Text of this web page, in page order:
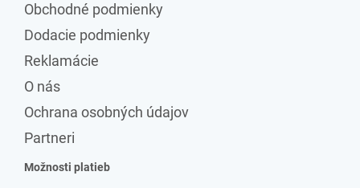
Obchodné podmienky
Dodacie podmienky
Reklamácie
O nás
Ochrana osobných údajov
Partneri
Možnosti platieb